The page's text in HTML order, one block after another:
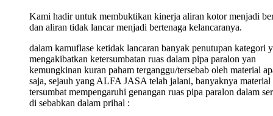
Kami hadir untuk membuktikan kinerja aliran kotor menjadi
dan aliran tidak lancar menjadi bertenaga kelancaranya.
dalam kamuflase ketidak lancaran banyak penutupan kategori
mengakibatkan ketersumbatan ruas dalam pipa paralon yan
kemungkinan kuran paham terganggu/tersebab oleh material
saja, sejauh yang ALFA JASA telah jalani, banyaknya material
tersumbat mempengaruhi genangan ruas pipa paralon dalam
di sebabkan dalam prihal :